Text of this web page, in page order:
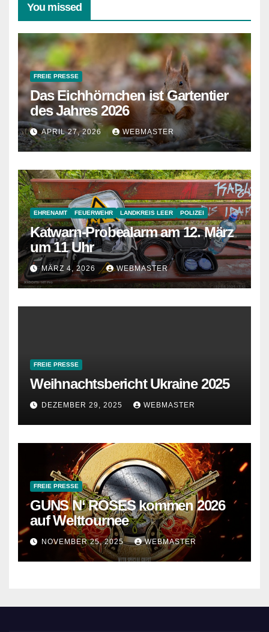
You missed
FREIE PRESSE
Das Eichhörnchen ist Gartentier
des Jahres 2026
APRIL 27, 2026 WEBMASTER
EHRENAMT FEUERWEHR LANDKREIS LEER POLIZEI
Katwarn-Probealarm am 12. März
um 11 Uhr
MÄRZ 4, 2026 WEBMASTER
FREIE PRESSE
Weihnachtsbericht Ukraine 2025
DEZEMBER 29, 2025 WEBMASTER
FREIE PRESSE
GUNS N‘ ROSES kommen 2026
auf Welttournee
NOVEMBER 25, 2025 WEBMASTER